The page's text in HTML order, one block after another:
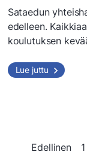
Sataedun
edelleen.
koulutuksen
Lue juttu Sataedu
on
edelleen
Edellinen 1